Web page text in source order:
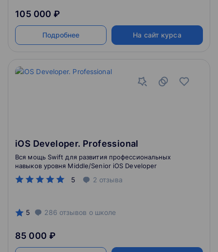
105 000 ₽
Подробнее На сайт курса
iOS Developer. Professional
5 2 отзыва
Вся мощь Swift для развития профессиональных
навыков уровня Middle/Senior iOS Developer
5 286 отзывов о школе
85 000 ₽